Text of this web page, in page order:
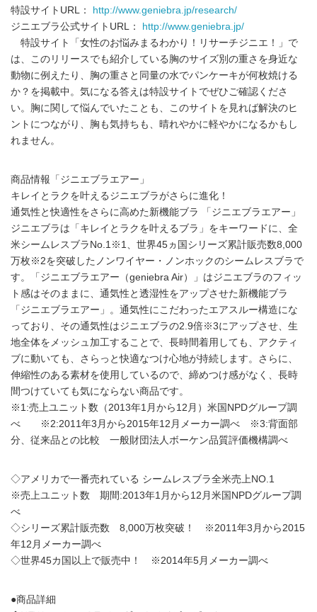
特設サイトURL：
http://www.geniebra.jp/research/
ジニエブラ公式サイトURL：
http://www.geniebra.jp/
特設サイト「女性のお悩みまるわかり！リサーチジニエ！」で
は、このリリースでも紹介している胸のサイズ別の重さを身近な
動物に例えたり、胸の重さと同量の水でパンケーキが何枚焼ける
か？を掲載中。気になる答えは特設サイトでぜひご確認くださ
い。胸に関して悩んでいたことも、このサイトを見れば解決のヒ
ントにつながり、胸も気持ちも、晴れやかに軽やかになるかもし
れません。
商品情報「ジニエブラエアー」
キレイとラクを叶えるジニエブラがさらに進化！
通気性と快適性をさらに高めた新機能ブラ 「ジニエブラエアー」
ジニエブラは「キレイとラクを叶えるブラ」をキーワードに、全
米シームレスブラNo.1※1、世界45ヵ国シリーズ累計販売数8,000
万枚※2を突破したノンワイヤー・ノンホックのシームレスブラで
す。「ジニエブラエアー（geniebra Air）」はジニエブラのフィッ
ト感はそのままに、通気性と透湿性をアップさせた新機能ブラ
「ジニエブラエアー」。通気性にこだわったエアスルー構造にな
っており、その通気性はジニエブラの2.9倍※3にアップさせ、生
地全体をメッシュ加工することで、長時間着用しても、アクティ
ブに動いても、さらっと快適なつけ心地が持続します。さらに、
伸縮性のある素材を使用しているので、締めつけ感がなく、長時
間つけていても気にならない商品です。
※1:売上ユニット数（2013年1月から12月）米国NPDグループ調
べ ※2:2011年3月から2015年12月メーカー調べ ※3:背面部
分、従来品との比較 一般財団法人ボーケン品質評価機構調べ
◇アメリカで一番売れている シームレスブラ全米売上NO.1
※売上ユニット数 期間:2013年1月から12月米国NPDグループ調
べ
◇シリーズ累計販売数 8,000万枚突破！ ※2011年3月から2015
年12月メーカー調べ
◇世界45カ国以上で販売中！ ※2014年5月メーカー調べ
●商品詳細